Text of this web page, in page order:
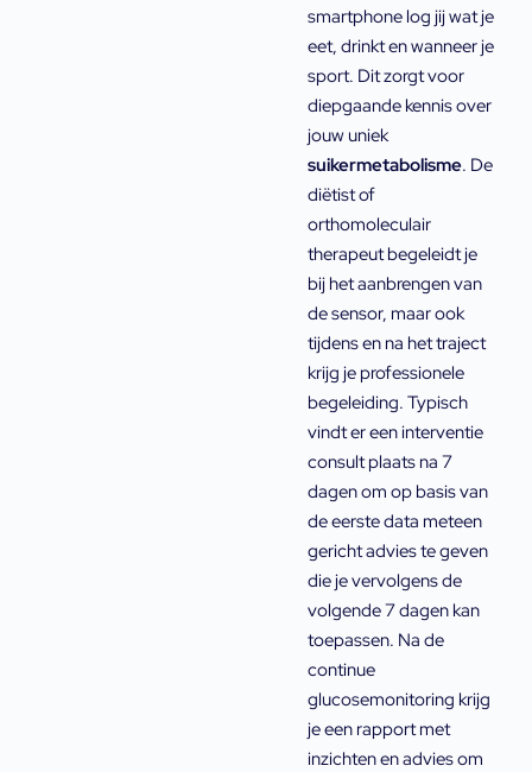
smartphone log jij wat je
eet, drinkt en wanneer je
sport. Dit zorgt voor
diepgaande kennis over
jouw uniek
suikermetabolisme. De
diëtist of
orthomoleculair
therapeut begeleidt je
bij het aanbrengen van
de sensor, maar ook
tijdens en na het traject
krijg je professionele
begeleiding. Typisch
vindt er een interventie
consult plaats na 7
dagen om op basis van
de eerste data meteen
gericht advies te geven
die je vervolgens de
volgende 7 dagen kan
toepassen. Na de
continue
glucosemonitoring krijg
je een rapport met
inzichten en advies om